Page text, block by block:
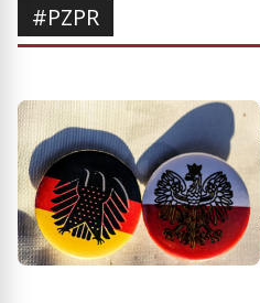
#PZPR